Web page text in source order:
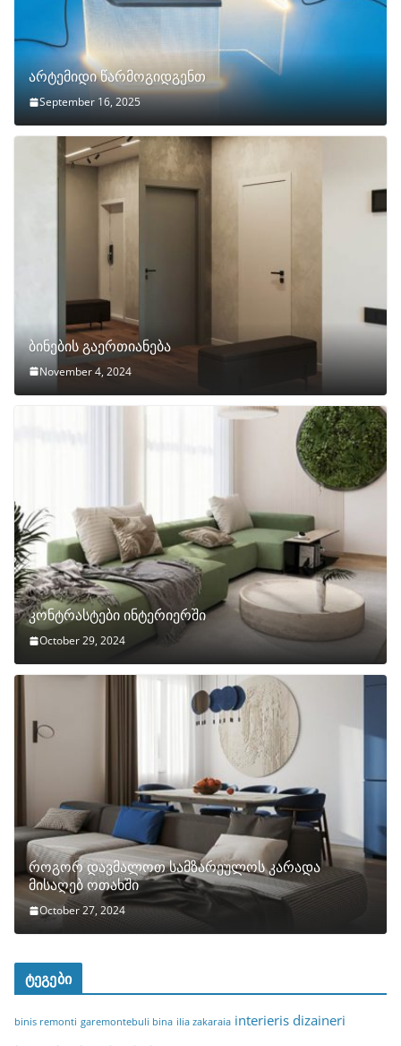
არტემიდი წარმოგიდგენთ
September 16, 2025
ბინების გაერთიანება
November 4, 2024
კონტრასტები ინტერიერში
October 29, 2024
როგორ დავმალოთ სამზარეულოს კარადა
მისაღებ ოთახში
October 27, 2024
ტეგები
binis remonti garemontebuli bina ilia zakaraia interieris dizaineri